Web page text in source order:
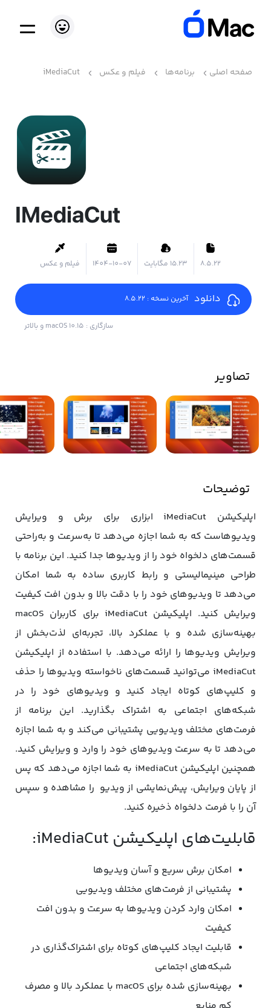
صفحه اصلی برنامه‌ها فیلم و عکس iMediaCut
IMediaCut
8.5.22 ۱۵.۲۳ مگابایت 1404-10-07 فیلم و عکس
دانلود آخرین نسخه : 8.5.22
سازگاری : macOS 10.15 و بالاتر
تصاویر
توضیحات
اپلیکیشن iMediaCut ابزاری برای برش و ویرایش
ویدیوهاست که به شما اجازه می‌دهد تا به‌سرعت و به‌راحتی
قسمت‌های دلخواه خود را از ویدیوها جدا کنید. این برنامه با
طراحی مینیمالیستی و رابط کاربری ساده به شما امکان
می‌دهد تا ویدیوهای خود را با دقت بالا و بدون افت کیفیت
ویرایش کنید. اپلیکیشن iMediaCut برای کاربران macOS
بهینه‌سازی شده و با عملکرد بالا، تجربه‌ای لذت‌بخش از
ویرایش ویدیوها را ارائه می‌دهد. با استفاده از اپلیکیشن
iMediaCut می‌توانید قسمت‌های ناخواسته ویدیوها را حذف
و کلیپ‌های کوتاه ایجاد کنید و ویدیوهای خود را در
شبکه‌های اجتماعی به اشتراک‌ بگذارید. این برنامه از
فرمت‌های مختلف ویدیویی پشتیبانی می‌کند و به شما اجازه
می‌دهد تا به سرعت ویدیوهای خود را وارد و ویرایش کنید.
همچنین اپلیکیشن iMediaCut به شما اجازه می‌دهد که پس
از پایان ویرایش، پیش‌نمایشی از ویدیو را مشاهده و سپس
آن‌ را با فرمت دلخواه ذخیره کنید.
قابلیت‌های اپلیکیشن iMediaCut:
امکان برش سریع و آسان ویدیوها
پشتیبانی از فرمت‌های مختلف ویدیویی
امکان وارد کردن ویدیوها به سرعت و بدون افت
کیفیت
قابلیت ایجاد کلیپ‌های کوتاه برای اشتراک‌گذاری در
شبکه‌های اجتماعی
بهینه‌سازی شده برای macOS با عملکرد بالا و مصرف